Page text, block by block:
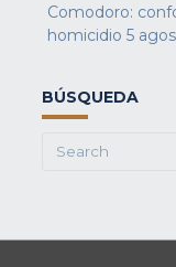
Comodoro:
homicidio 5
BÚSQUEDA
Search